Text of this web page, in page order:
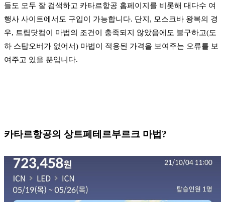
들도 모두 잘 검색하고 카타르항공 홈페이지를 비롯해 대다수 여
행사 사이트에서도 구입이 가능합니다. 단지, 모스크바 왕복의 경
우, 트립닷컴이 마법의 조건이 충족되지 않았음에도 불구하고(도
하 스탑오버가 없어서) 마법이 적용된 가격을 보여주는 오류를 보
여주고 있을 뿐입니다.
카타르항공의 상트페테르부르크 마법?